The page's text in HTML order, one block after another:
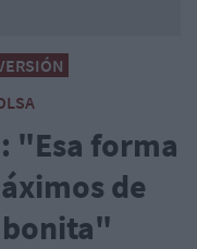
"Esa forma
de
bonita"